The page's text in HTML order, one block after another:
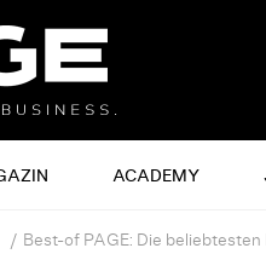
ACADEMY
Best-of PAGE: Die